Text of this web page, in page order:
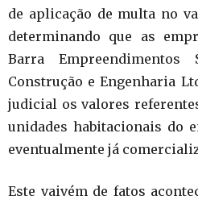
de aplicação de multa no
determinando que as
Barra Empreendimentos
Construção e Engenharia
judicial os valores
unidades habitacionais do
eventualmente já
Este vaivém de fatos